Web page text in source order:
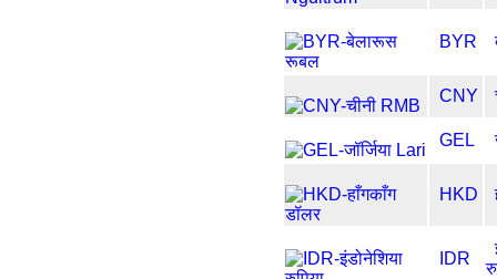
BYR
CNY
GEL
HKD
IDR